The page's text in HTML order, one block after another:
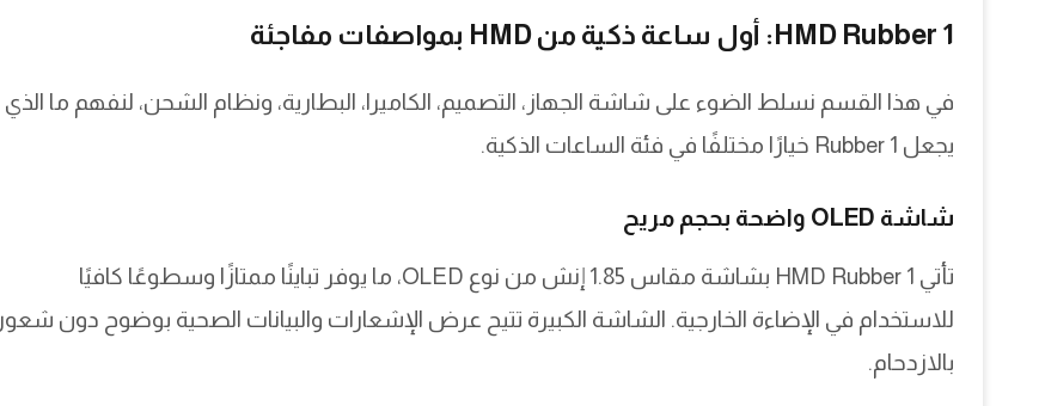
HMD Rubber 1: أول ساعة ذكية من HMD بمواصفات مفاجئة
في هذا القسم نسلط الضوء على شاشة الجهاز، التصميم، الكاميرا، البطارية، ونظام الشحن، لنفهم ما الذي
يجعل Rubber 1 خيارًا مختلفًا في فئة الساعات الذكية.
شاشة OLED واضحة بحجم مريح
تأتي HMD Rubber 1 بشاشة مقاس 1.85 إنش من نوع OLED، ما يوفر تباينًا ممتازًا وسطوعًا كافيًا
للاستخدام في الإضاءة الخارجية. الشاشة الكبيرة تتيح عرض الإشعارات والبيانات الصحية بوضوح دون شعور
بالازدحام.